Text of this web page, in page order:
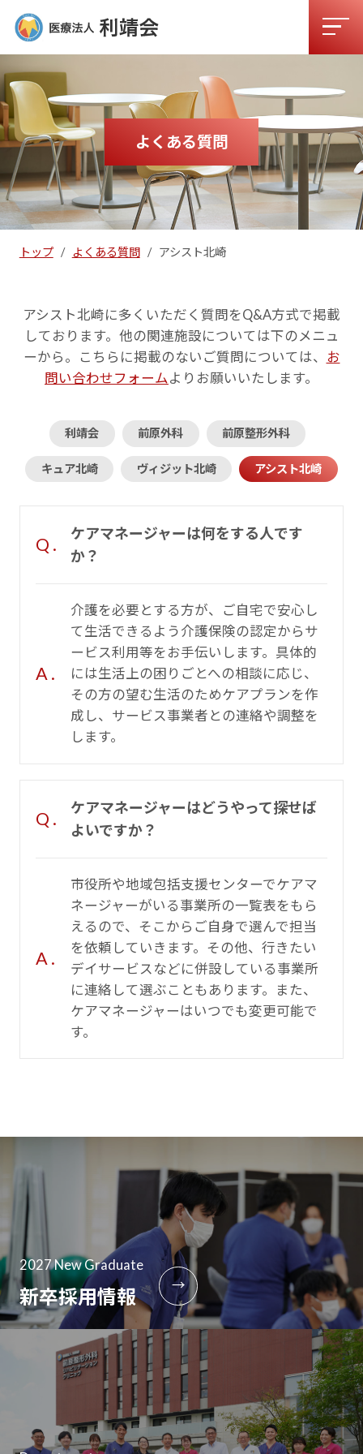
よくある質問
トップ/ よくある質問/ アシスト北崎
アシスト北崎に多くいただく質問をQ&A方式で掲載
しております。他の関連施設については下のメニュ
ーから。
こちらに掲載のないご質問については、 お
問い合わせフォーム よりお願いいたします。
利靖会 前原外科 前原整形外科
キュア北崎 ヴィジット北崎 アシスト北崎
Q .
ケアマネージャーは何をする人です
か？
A .
介護を必要とする方が、ご自宅で安心し
て生活できるよう介護保険の認定からサ
ービス利用等をお手伝いします。具体的
には生活上の困りごとへの相談に応じ、
その方の望む生活のためケアプランを作
成し、サービス事業者との連絡や調整を
します。
Q .
ケアマネージャーはどうやって探せば
よいですか？
A .
市役所や地域包括支援センターでケアマ
ネージャーがいる事業所の一覧表をもら
えるので、そこからご自身で選んで担当
を依頼していきます。その他、行きたい
デイサービスなどに併設している事業所
に連絡して選ぶこともあります。また、
ケアマネージャーはいつでも変更可能で
す。
2027 New Graduate
新卒採用情報 →